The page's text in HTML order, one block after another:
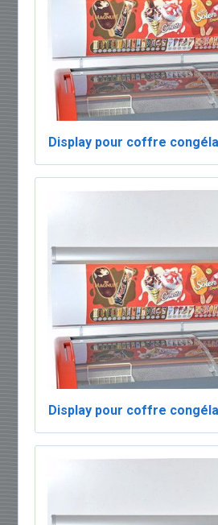
Display pour coffre
Display pour coffre